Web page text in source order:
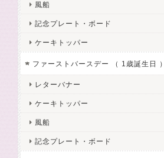
風船
記念プレート・ボード
ケーキトッパー
ファーストバースデー （ 1歳誕生日 ）
レターバナー
ケーキトッパー
風船
記念プレート・ボード